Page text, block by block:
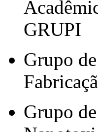
GRUPI
Grupo
Grupo